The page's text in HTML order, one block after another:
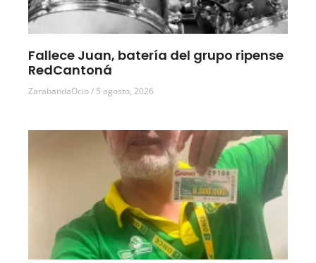
Fallece Juan, batería del grupo ripense
RedCantoná
ZarabandaOcio 5 agosto, 2026